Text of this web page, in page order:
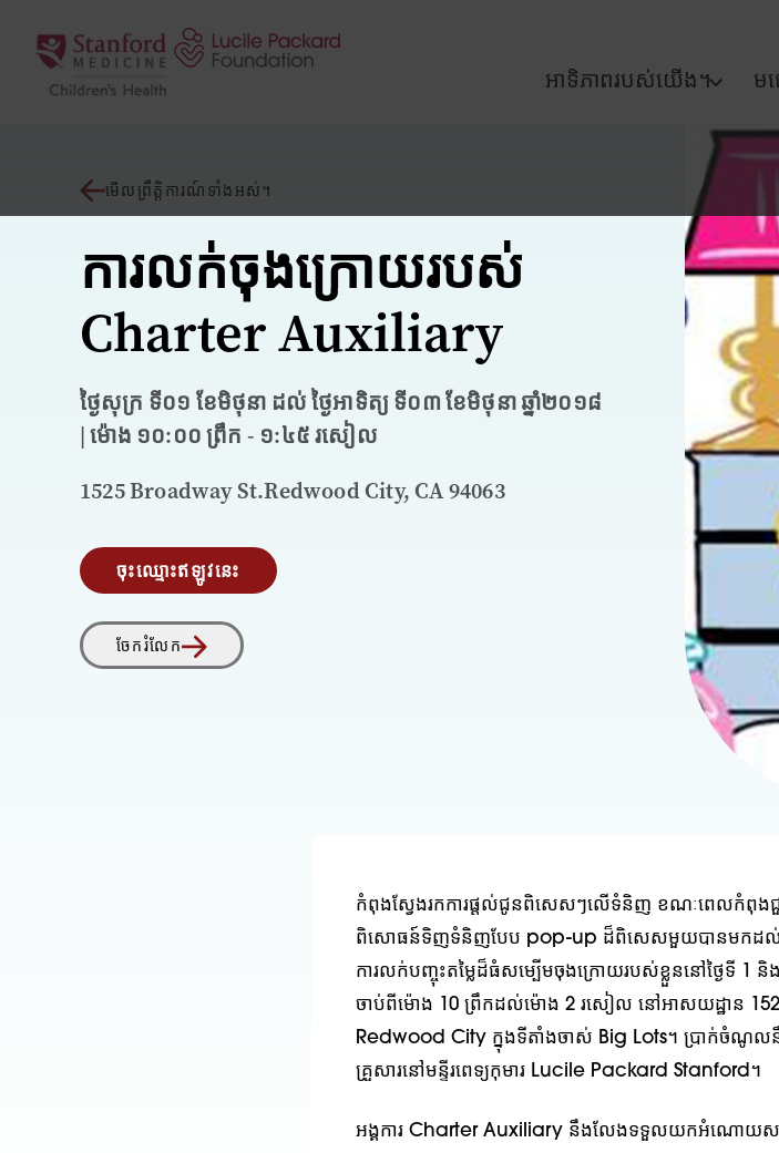
អាទិភាពរបស់យើង។ ម
មើលព្រឹត្តិការណ៍ទាំងអស់។
ការលក់​ចុងក្រោយ​របស់
Charter Auxiliary
ថ្ងៃសុក្រ ទី០១ ខែមិថុនា ដល់ ថ្ងៃអាទិត្យ ទី០៣ ខែមិថុនា ឆ្នាំ២០១៨
| ម៉ោង ១០:០០ ព្រឹក - ១:៤៥ រសៀល
1525 Broadway St.Redwood City, CA 94063
ចុះឈ្មោះឥឡូវនេះ
ចែករំលែក
កំពុងស្វែងរកការផ្តល់ជូនពិសេសៗលើទំនិញ ខណៈពេលកំពុង
ពិសោធន៍ទិញទំនិញបែប pop-up ដ៏ពិសេសមួយបានមកដល់
ការលក់បញ្ចុះតម្លៃដ៏ធំសម្បើមចុងក្រោយរបស់ខ្លួននៅថ្ងៃទី 1 និ
ចាប់ពីម៉ោង 10 ព្រឹកដល់ម៉ោង 2 រសៀល នៅអាសយដ្ឋាន
Redwood City ក្នុងទីតាំងចាស់ Big Lots។ ប្រាក់ចំណូល
គ្រួសារនៅមន្ទីរពេទ្យកុមារ Lucile Packard Stanford។
អង្គការ Charter Auxiliary នឹងលែងទទួលយកអំណោយស